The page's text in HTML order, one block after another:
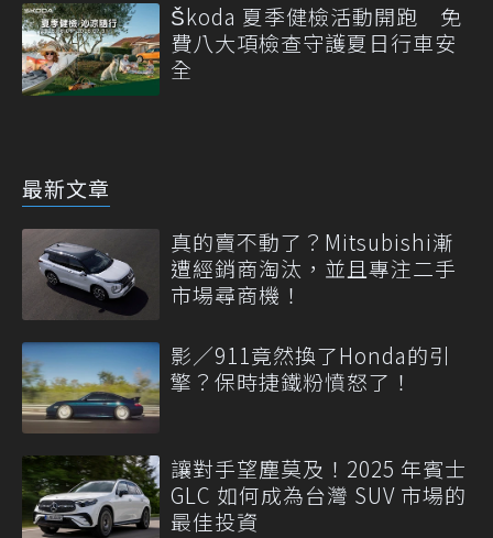
Škoda 夏季健檢活動開跑 免
費八大項檢查守護夏日行車安
全
最新文章
真的賣不動了？Mitsubishi漸
遭經銷商淘汰，並且專注二手
市場尋商機！
影／911竟然換了Honda的引
擎？保時捷鐵粉憤怒了！
讓對手望塵莫及！2025 年賓士
GLC 如何成為台灣 SUV 市場的
最佳投資